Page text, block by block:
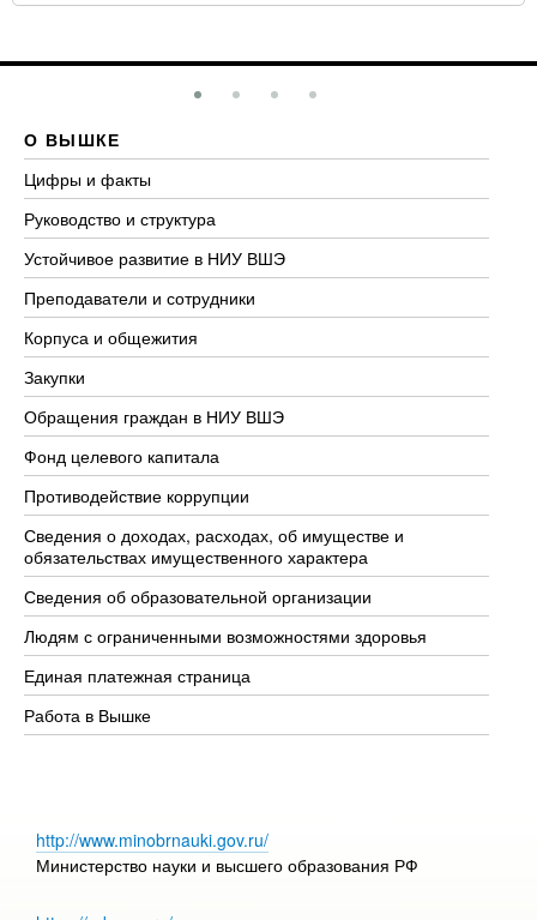
О ВЫШКЕ
Цифры и факты
Руководство и структура
Устойчивое развитие в НИУ ВШЭ
Преподаватели и сотрудники
Корпуса и общежития
Закупки
Обращения граждан в НИУ ВШЭ
Фонд целевого капитала
Противодействие коррупции
Сведения о доходах, расходах, об имуществе и
обязательствах имущественного характера
Сведения об образовательной организации
Людям с ограниченными возможностями здоровья
Единая платежная страница
Работа в Вышке
http://www.minobrnauki.gov.ru/
Министерство науки и высшего образования РФ